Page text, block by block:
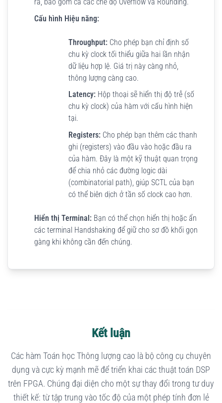
Cấu hình Hiệu năng:
Throughput: Cho phép bạn chỉ định số
chu kỳ clock tối thiểu giữa hai lần nhận
dữ liệu hợp lệ. Giá trị này càng nhỏ,
thông lượng càng cao.
Latency: Hộp thoại sẽ hiển thị độ trễ (số
chu kỳ clock) của hàm với cấu hình hiện
tại.
Registers: Cho phép bạn thêm các thanh
ghi (registers) vào đầu vào hoặc đầu ra
của hàm. Đây là một kỹ thuật quan trọng
để chia nhỏ các đường logic dài
(combinatorial path), giúp SCTL của bạn
có thể biên dịch ở tần số clock cao hơn.
Hiển thị Terminal: Bạn có thể chọn hiển thị hoặc ẩn
các terminal Handshaking để giữ cho sơ đồ khối gọn
gàng khi không cần đến chúng.
Kết luận
Các hàm Toán học Thông lượng cao là bộ công cụ chuyên
dụng và cực kỳ mạnh mẽ để triển khai các thuật toán DSP
trên FPGA. Chúng đại diện cho một sự thay đổi trong tư duy
thiết kế: từ tập trung vào tốc độ của một phép tính đơn lẻ